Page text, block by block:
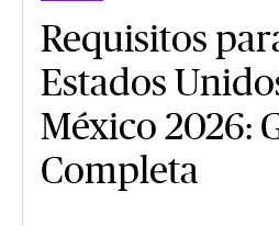
Requisitos
Estados
México 2026:
Completa